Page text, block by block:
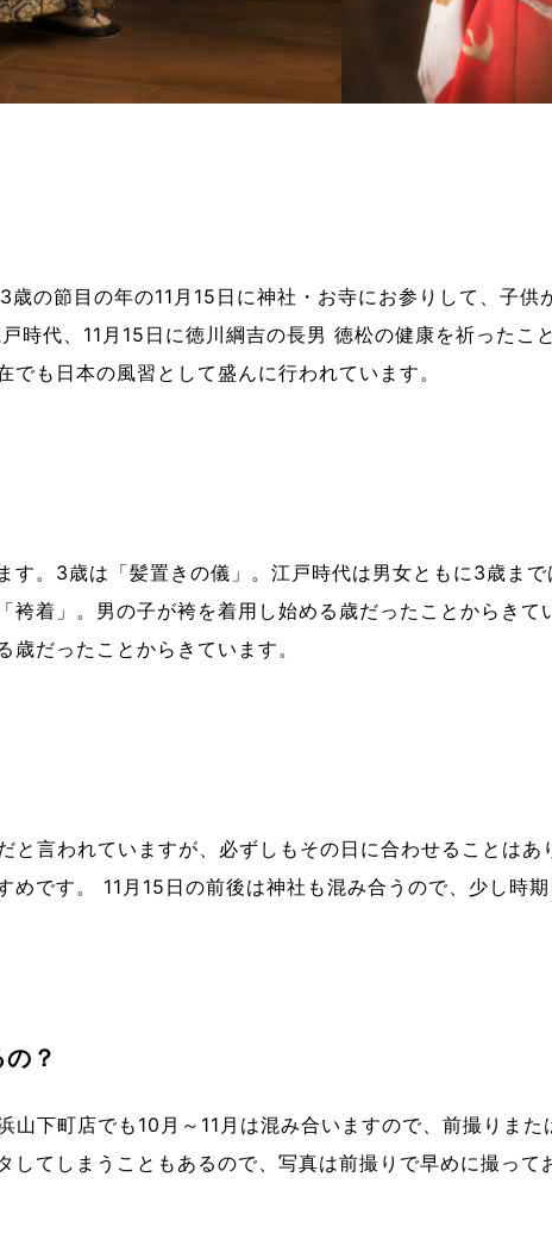
歳の節目の年の11月15日に神社・お寺にお参りして、子
時代、11月15日に徳川綱吉の長男 徳松の健康を祈ったこ
でも日本の風習として盛んに行われています。
す。3歳は「髪置きの儀」。江戸時代は男女ともに3歳ま
袴着」。男の子が袴を着用し始める歳だったことからき
歳だったことからきています。
と言われていますが、必ずしもその日に合わせることは
めです。 11月15日の前後は神社も混み合うので、少し時
？
下町店でも10月～11月は混み合いますので、前撮りまた
してしまうこともあるので、写真は前撮りで早めに撮って